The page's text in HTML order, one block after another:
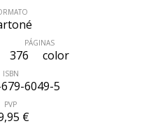
PÁGINAS
376 color
ISBN
6049-5
PVP
€